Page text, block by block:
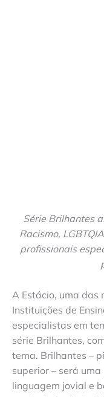
Série Brilhantes
Racismo,
profissionais
A Estácio, uma das
Instituições de
especialistas em
série Brilhantes,
tema. Brilhantes –
superior – será
linguagem jovial e